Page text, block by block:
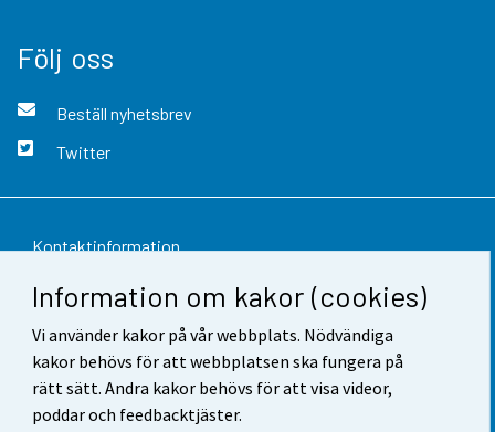
Information om kakor (cookies)
Vi använder kakor på vår webbplats. Nödvändiga
kakor behövs för att webbplatsen ska fungera på
rätt sätt. Andra kakor behövs för att visa videor,
poddar och feedbacktjäster.
Följ oss
Beställ nyhetsbrev
Twitter
Kontaktinformation
Respons
Användarvillkor
Dataskydd
Tillgänglighet